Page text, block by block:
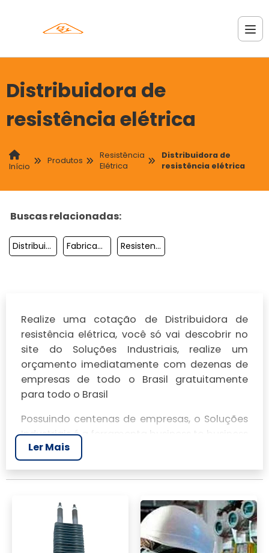
Distribuidora de
resistência elétrica
Início
Produtos
Resistência
Elétrica
Distribuidora de
resistência elétrica
Buscas relacionadas:
Distribuidora De Resistencia Eletrica Fabricante De Resistencia Eletrica Industrial Resistencia Estufa Eletrica
Realize uma cotação de Distribuidora de
resistência elétrica, você só vai descobrir no
site do Soluções Industriais, realize um
orçamento imediatamente com dezenas de
empresas de todo o Brasil gratuitamente
para todo o Brasil
Possuindo centenas de empresas, o Soluções
Industriais é a ferramenta business to business
mais completo da área industrial. Para
realizar um orçamento de Distribuidora de
resistência elétrica, clique em um ou mais dos
Ler Mais